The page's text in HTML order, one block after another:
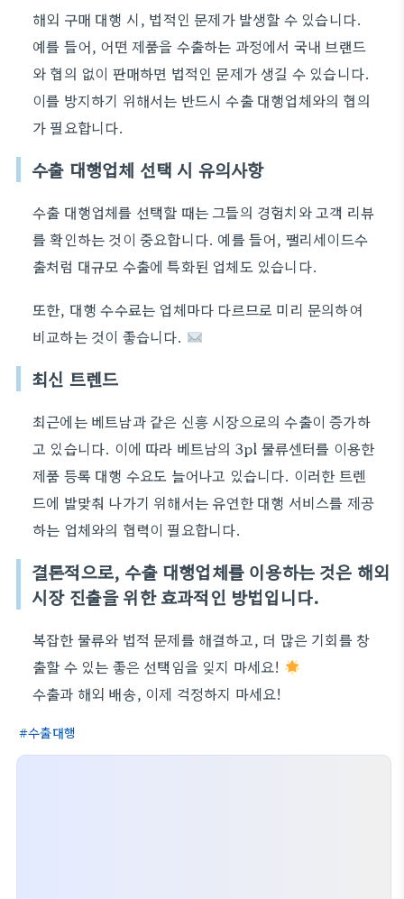
해외 구매 대행 시, 법적인 문제가 발생할 수 있습니다.
예를 들어, 어떤 제품을 수출하는 과정에서 국내 브랜드
와 협의 없이 판매하면 법적인 문제가 생길 수 있습니다.
이를 방지하기 위해서는 반드시 수출 대행업체와의 협의
가 필요합니다.
수출 대행업체 선택 시 유의사항
수출 대행업체를 선택할 때는 그들의 경험치와 고객 리뷰
를 확인하는 것이 중요합니다. 예를 들어, 팰리세이드수
출처럼 대규모 수출에 특화된 업체도 있습니다.
또한, 대행 수수료는 업체마다 다르므로 미리 문의하여
비교하는 것이 좋습니다.
최신 트렌드
최근에는 베트남과 같은 신흥 시장으로의 수출이 증가하
고 있습니다. 이에 따라 베트남의 3pl 물류센터를 이용한
제품 등록 대행 수요도 늘어나고 있습니다. 이러한 트렌
드에 발맞춰 나가기 위해서는 유연한 대행 서비스를 제공
하는 업체와의 협력이 필요합니다.
결론적으로, 수출 대행업체를 이용하는 것은 해외
시장 진출을 위한 효과적인 방법입니다.
복잡한 물류와 법적 문제를 해결하고, 더 많은 기회를 창
출할 수 있는 좋은 선택임을 잊지 마세요!
수출과 해외 배송, 이제 걱정하지 마세요!
수출대행